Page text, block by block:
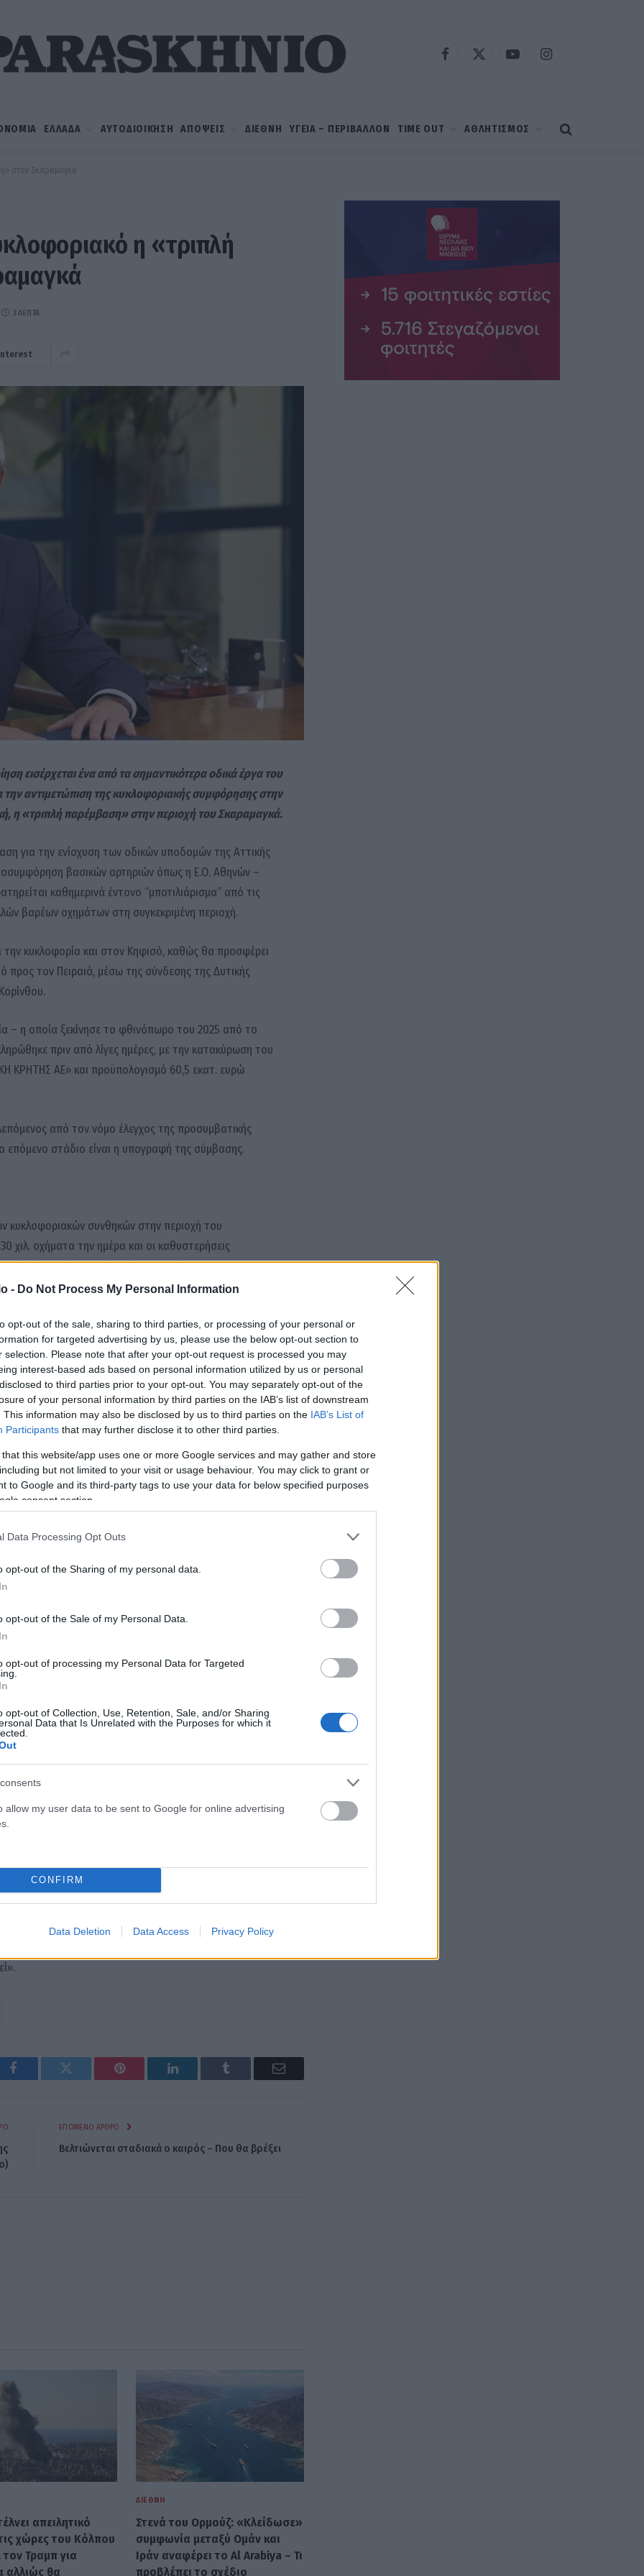
- Do Not Process My Personal Information
opt-out of the sale, sharing to third parties, or processing of your personal or
for targeted advertising by us, please use the below opt-out section to
selection. Please note that after your opt-out request is processed you may
interest-based ads based on personal information utilized by us or personal
to third parties prior to your opt-out. You may separately opt-out of the
of your personal information by third parties on the IAB’s list of downstream
This information may also be disclosed by us to third parties on the IAB’s List of
Participants that may further disclose it to other third parties.
that this website/app uses one or more Google services and may gather and store
but not limited to your visit or usage behaviour. You may click to grant or
to Google and its third-party tags to use your data for below specified purposes
consent section.
Data Processing Opt Outs
opt-out of the Sharing of my personal data.
opt-out of the Sale of my Personal Data.
opt-out of processing my Personal Data for Targeted
opt-out of Collection, Use, Retention, Sale, and/or Sharing
Data that Is Unrelated with the Purposes for which it
allow my user data to be sent to Google for online advertising
CONFIRM
Data Deletion Data Access Privacy Policy
Facebook
X
YouTubeInstagram
ΕΛΛΑΔΑ ΑΥΤΟΔΙΟΙΚΗΣΗ ΑΠΟΨΕΙΣ ΔΙΕΘΝΗ ΥΓΕΙΑ – ΠΕΡΙΒΑΛΛΟΝ TIME OUT ΑΘΛΗΤΙΣΜΟΣ
στον Σκαραμαγκά
η «τριπλή
3 ΛΕΠΤΆ
εισέρχεται ένα από τα σημαντικότερα οδικά έργα του
αντιμετώπιση της κυκλοφοριακής συμφόρησης στην
η «τριπλή παρέμβαση» στην περιοχή του Σκαραμαγκά.
για την ενίσχυση των οδικών υποδομών της Αττικής
βασικών αρτηριών όπως η Ε.Ο. Αθηνών –
καθημερινά έντονο “μποτιλιάρισμα” από τις
βαρέων οχημάτων στη συγκεκριμένη περιοχή.
την κυκλοφορία και στον Κηφισό, καθώς θα προσφέρει
προς τον Πειραιά, μέσω της σύνδεσης της Δυτικής
– η οποία ξεκίνησε το φθινόπωρο του 2025 από το
πριν από λίγες ημέρες, με την κατακύρωση του
ΚΡΗΤΗΣ ΑΕ» και προϋπολογισμό 60,5 εκατ. ευρώ
από τον νόμο έλεγχος της προσυμβατικής
επόμενο στάδιο είναι η υπογραφή της σύμβασης.
κυκλοφοριακών συνθηκών στην περιοχή του
χιλ. οχήματα την ημέρα και οι καθυστερήσεις
βάση, ιδίως κατά τις ώρες αιχμής.
Περιφερειακής Λεωφόρου Αιγάλεω με την Εθνική
και Ασπροπύργου και σύμφωνα με τις σχετικές
εξυπηρέτησης, καθώς θα αυξηθεί η κυκλοφοριακή
αναβαθμιστούν οι υφιστάμενοι κόμβοι και θα
είναι:
Αιγάλεω.
– Παλάσκα).
Περιφερειακής
στη Λεωφόρο Σχιστού.
προς τον νέο άξονα Σχιστού – ΔΠΛΑ.
με τρεις λωρίδες κυκλοφορίας στην περιοχή των
Χρίστος Δήμας αναφέρει: «Ο τριπλός κόμβος
θα διευκολύνει τις συνθήκες κυκλοφορίας σε μια
οδηγοί. Θα προσφέρει μια εναλλακτική διαδρομή
προάστια, συμβάλλοντας και στην
υπογραφή της σύμβασης, υπολογίζουμε ότι μέσα σε
Facebook Twitter Pinterest LinkedIn Tumblr Email
ΕΠΌΜΕΝΟ ΆΡΘΡΟ
Βελτιώνεται σταδιακά ο καιρός – Που θα βρέξει
απειλητικό
χώρες του Κόλπου
τον Τραμπ για
αλλιώς θα
ΔΙΕΘΝΉ
Στενά του Ορμούζ: «Κλείδωσε»
συμφωνία μεταξύ Ομάν και
Ιράν αναφέρει το Al Arabiya – Τι
προβλέπει το σχέδιο